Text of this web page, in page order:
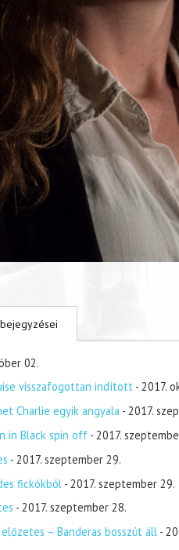
02.
visszafogottan indított - 2017.
Charlie egyik angyala - 2017.
in Black spin off - 2017.
- 2017. szeptember 29.
fickókból - 2017. szeptember 29.
- 2017. szeptember 28.
– Banderas bosszút áll -